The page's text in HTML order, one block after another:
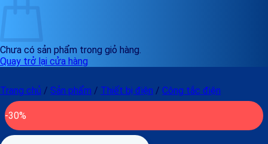
Chưa có sản phẩm trong giỏ hàng.
Quay trở lại cửa hàng
Trang chủ / Sản phẩm / Thiết bị điện / Công tắc điện
-30%